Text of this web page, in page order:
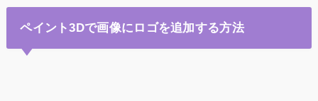
ペイント3Dで画像にロゴを追加する方法